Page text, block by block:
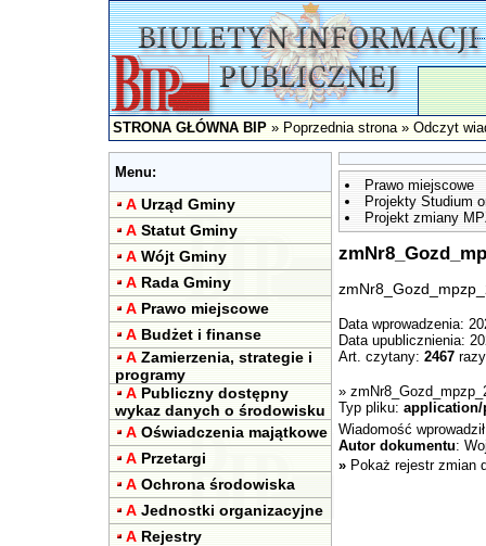
STRONA GŁÓWNA BIP»Poprzednia strona» Odczyt
Menu:
A Urząd Gminy
A Statut Gminy
A Wójt Gminy
A Rada Gminy
A Prawo miejscowe
A Budżet i finanse
A Zamierzenia, strategie i
programy
A Publiczny dostępny
wykaz danych o środowisku
A Oświadczenia majątkowe
A Przetargi
A Ochrona środowiska
A Jednostki organizacyjne
A Rejestry
Prawo miejscowe
Projekty Studium
Projekt zmiany
Data wprowadzenia:
Data upublicznienia:
Art. czytany: 2467 razy
»
Typ pliku: application/
Wiadomość
Autor dokumentu:
» Pokaż rejestr zmian